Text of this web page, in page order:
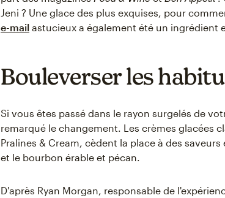
Jeni ? Une glace des plus exquises, pour
e-mail astucieux a également été un ingrédient
Bouleverser les
Si vous êtes passé dans le rayon surgelés de
remarqué le changement. Les crèmes glacées
Pralines & Cream, cèdent la place à des
et le bourbon érable et pécan.
D'après Ryan Morgan, responsable de